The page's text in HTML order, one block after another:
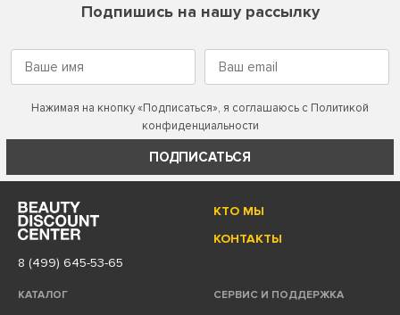
Подпишись на нашу рассылку
Нажимая на кнопку «Подписаться», я соглашаюсь с Политикой
конфиденциальности
ПОДПИСАТЬСЯ
КТО МЫ
КОНТАКТЫ
8 (499) 645-53-65
КАТАЛОГ СЕРВИС И ПОДДЕРЖКА